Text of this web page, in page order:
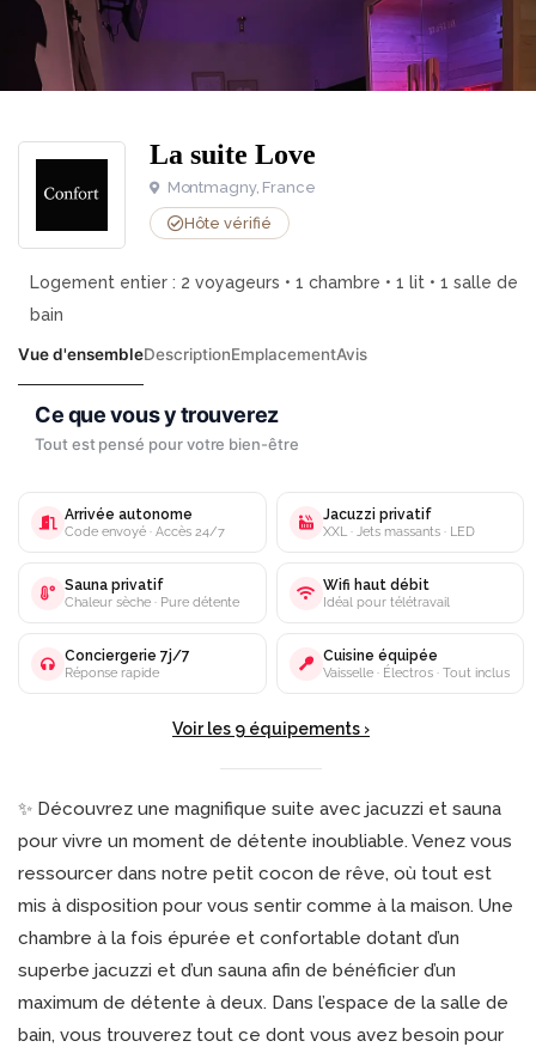
Hôte vérifié
La suite Love
Montmagny, France
Logement entier : 2 voyageurs • 1 chambre • 1 lit • 1 salle de
bain
Vue d'ensembleDescriptionEmplacementAvis
Arrivée autonome
Code envoyé · Accès 24/7
Jacuzzi privatif
XXL · Jets massants · LED
Sauna privatif
Chaleur sèche · Pure détente
Wifi haut débit
Idéal pour télétravail
Conciergerie 7j/7
Réponse rapide
Cuisine équipée
Vaisselle · Électros · Tout inclus
Voir les 9 équipements ›
✨ Découvrez une magnifique suite avec jacuzzi et sauna
pour vivre un moment de détente inoubliable. Venez vous
ressourcer dans notre petit cocon de rêve, où tout est
mis à disposition pour vous sentir comme à la maison. Une
chambre à la fois épurée et confortable dotant d’un
superbe jacuzzi et d’un sauna afin de bénéficier d’un
maximum de détente à deux. Dans l’espace de la salle de
bain, vous trouverez tout ce dont vous avez besoin pour